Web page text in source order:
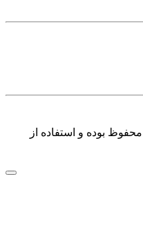
بوده و استفاده از